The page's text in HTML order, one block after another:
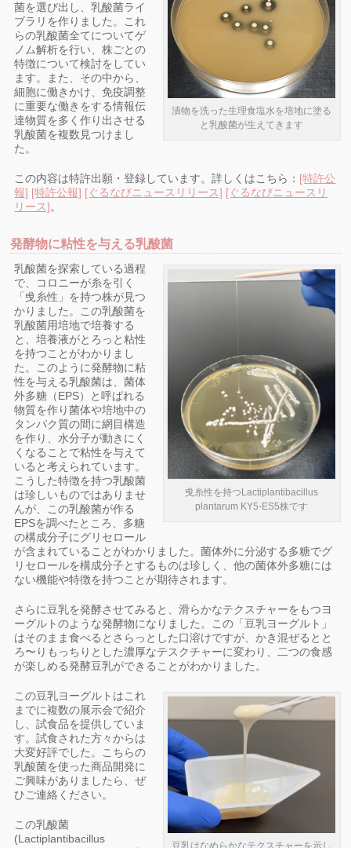
漬物を洗った生理食塩水を培地に塗る
と乳酸菌が生えてきます
菌を選び出し、乳酸菌ライ
ブラリを作りました。これ
らの乳酸菌全てについてゲ
ノム解析を行い、株ごとの
特徴について検討をしてい
ます。また、その中から、
細胞に働きかけ、免疫調整
に重要な働きをする情報伝
達物質を多く作り出させる
乳酸菌を複数見つけまし
た。
この内容は特許出願・登録しています。詳しくはこちら： [特許公
報] [特許公報] [ぐるなびニュースリリース] [ぐるなびニュースリ
リース]。
発酵物に粘性を与える乳酸菌
曵糸性を持つLactiplantibacillus
plantarum KY5-ES5株です
乳酸菌を探索している過程
で、コロニーが糸を引く
「曵糸性」を持つ株が見つ
かりました。この乳酸菌を
乳酸菌用培地で培養する
と、培養液がとろっと粘性
を持つことがわかりまし
た。このように発酵物に粘
性を与える乳酸菌は、菌体
外多糖（EPS）と呼ばれる
物質を作り菌体や培地中の
タンパク質の間に網目構造
を作り、水分子が動きにく
くなることで粘性を与えて
いると考えられています。
こうした特徴を持つ乳酸菌
は珍しいものではありませ
んが、この乳酸菌が作る
EPSを調べたところ、多糖
の構成分子にグリセロール
が含まれていることがわかりました。菌体外に分泌する多糖でグ
リセロールを構成分子とするものは珍しく、他の菌体外多糖には
ない機能や特徴を持つことが期待されます。
さらに豆乳を発酵させてみると、滑らかなテクスチャーをもつヨ
ーグルトのような発酵物になりました。この「豆乳ヨーグルト」
はそのまま食べるとさらっとした口溶けですが、かき混ぜるとと
ろ〜りもっちりとした濃厚なテスクチャーに変わり、二つの食感
が楽しめる発酵豆乳ができることがわかりました。
豆乳はなめらかなテクスチャーを示し
この豆乳ヨーグルトはこれ
までに複数の展示会で紹介
し、試食品を提供していま
す。試食された方々からは
大変好評でした。こちらの
乳酸菌を使った商品開発に
ご興味がありましたら、ぜ
ひご連絡ください。
この乳酸菌
(Lactiplantibacillus